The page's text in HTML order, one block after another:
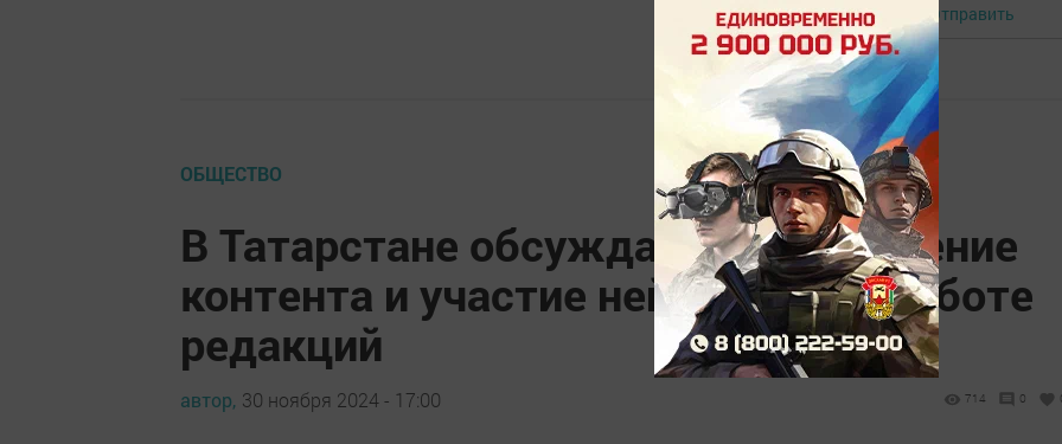
Авторизоваться Отправить
ОБЩЕСТВО
В Татарстане обсуждают продвижение
контента и участие нейросетей в работе
редакций
автор, 30 ноября 2024 - 17:00 714 0